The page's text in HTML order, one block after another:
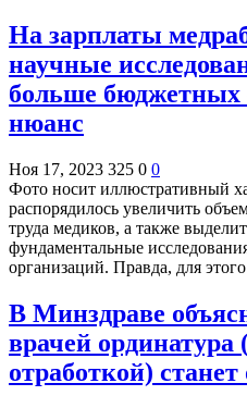
На зарплаты
научные
больше бюджетных
нюанс
Ноя 17, 2023 325 0 0
Фото носит иллюстративный
распорядилось увеличить
труда медиков, а также
фундаментальные
организаций. Правда, для
В Минздраве
врачей ординатура
отработкой) станет